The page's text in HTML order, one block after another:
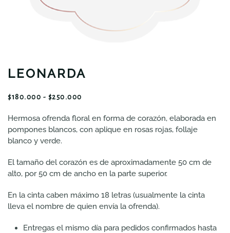
LEONARDA
$180.000 - $250.000
PRECIOS:
DESDE
$250.000
Hermosa ofrenda floral en forma de corazón, elaborada en
pompones blancos, con aplique en rosas rojas, follaje
blanco y verde.
El tamaño del corazón es de aproximadamente 50 cm de
alto, por 50 cm de ancho en la parte superior.
En la cinta caben máximo 18 letras (usualmente la cinta
lleva el nombre de quien envía la ofrenda).
Entregas el mismo día para pedidos confirmados hasta